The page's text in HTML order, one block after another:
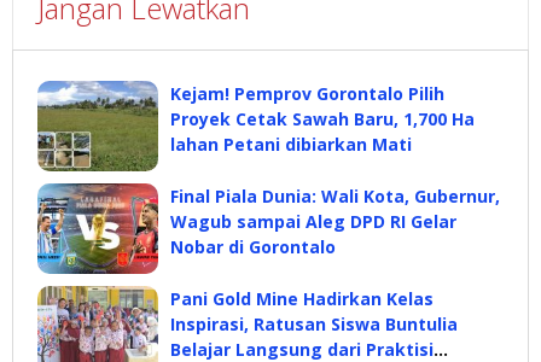
Kejam! Pemprov Gorontalo Pilih
Proyek Cetak Sawah Baru, 1,700 Ha
lahan Petani dibiarkan Mati
Final Piala Dunia: Wali Kota, Gubernur,
Wagub sampai Aleg DPD RI Gelar
Nobar di Gorontalo
Pani Gold Mine Hadirkan Kelas
Inspirasi, Ratusan Siswa Buntulia
Belajar Langsung dari Praktisi